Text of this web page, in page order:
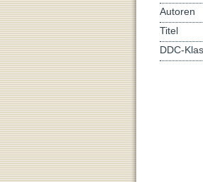
Autoren
Titel
DDC-